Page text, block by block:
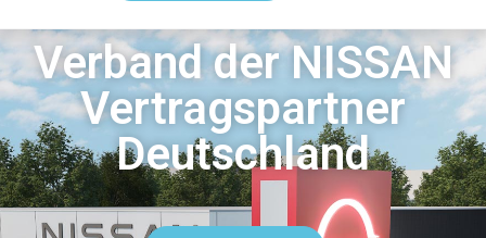
Verband der NISSAN
Vertragspartner
Deutschland